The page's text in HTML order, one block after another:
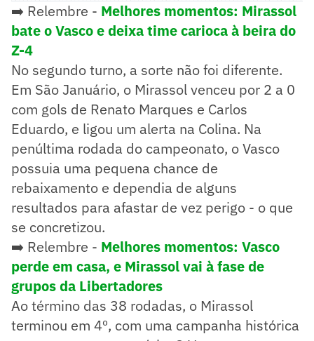
➡️ Relembre - Melhores momentos: Mirassol
bate o Vasco e deixa time carioca à beira do
Z-4
No segundo turno, a sorte não foi diferente.
Em São Januário, o Mirassol venceu por 2 a 0
com gols de Renato Marques e Carlos
Eduardo, e ligou um alerta na Colina. Na
penúltima rodada do campeonato, o Vasco
possuia uma pequena chance de
rebaixamento e dependia de alguns
resultados para afastar de vez perigo - o que
se concretizou.
➡️ Relembre - Melhores momentos: Vasco
perde em casa, e Mirassol vai à fase de
grupos da Libertadores
Ao término das 38 rodadas, o Mirassol
terminou em 4º, com uma campanha histórica